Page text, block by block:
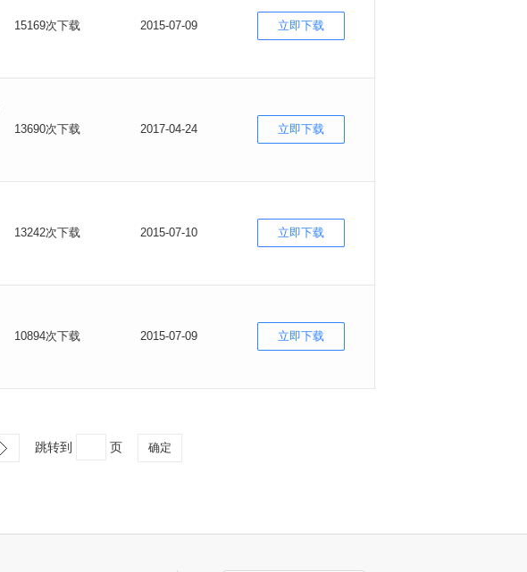
15169次下载 2015-07-09 立即下载
13690次下载 2017-04-24 立即下载
13242次下载 2015-07-10 立即下载
10894次下载 2015-07-09 立即下载
跳转到 页 确定